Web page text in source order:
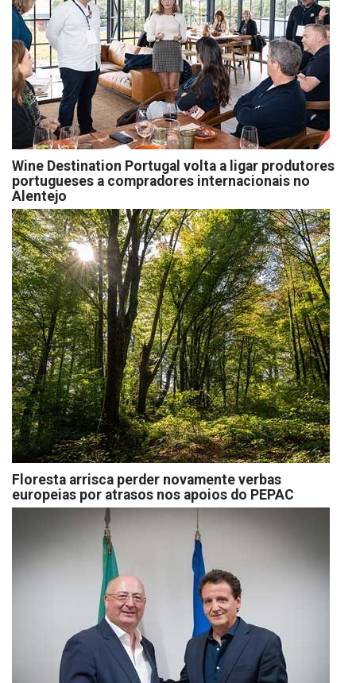
Wine Destination Portugal volta a ligar produtores
portugueses a compradores internacionais no
Alentejo
Floresta arrisca perder novamente verbas
europeias por atrasos nos apoios do PEPAC